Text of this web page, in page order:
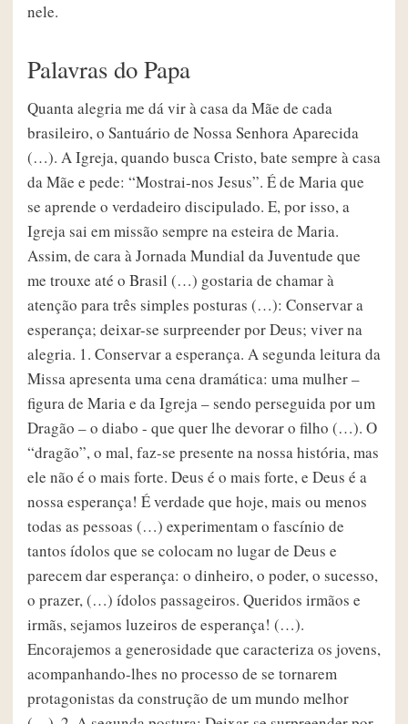
nele.
Palavras do Papa
Quanta alegria me dá vir à casa da Mãe de cada
brasileiro, o Santuário de Nossa Senhora Aparecida
(…). A Igreja, quando busca Cristo, bate sempre à casa
da Mãe e pede: “Mostrai-nos Jesus”. É de Maria que
se aprende o verdadeiro discipulado. E, por isso, a
Igreja sai em missão sempre na esteira de Maria.
Assim, de cara à Jornada Mundial da Juventude que
me trouxe até o Brasil (…) gostaria de chamar à
atenção para três simples posturas (…): Conservar a
esperança; deixar-se surpreender por Deus; viver na
alegria. 1. Conservar a esperança. A segunda leitura da
Missa apresenta uma cena dramática: uma mulher –
figura de Maria e da Igreja – sendo perseguida por um
Dragão – o diabo - que quer lhe devorar o filho (…). O
“dragão”, o mal, faz-se presente na nossa história, mas
ele não é o mais forte. Deus é o mais forte, e Deus é a
nossa esperança! É verdade que hoje, mais ou menos
todas as pessoas (…) experimentam o fascínio de
tantos ídolos que se colocam no lugar de Deus e
parecem dar esperança: o dinheiro, o poder, o sucesso,
o prazer, (…) ídolos passageiros. Queridos irmãos e
irmãs, sejamos luzeiros de esperança! (…).
Encorajemos a generosidade que caracteriza os jovens,
acompanhando-lhes no processo de se tornarem
protagonistas da construção de um mundo melhor